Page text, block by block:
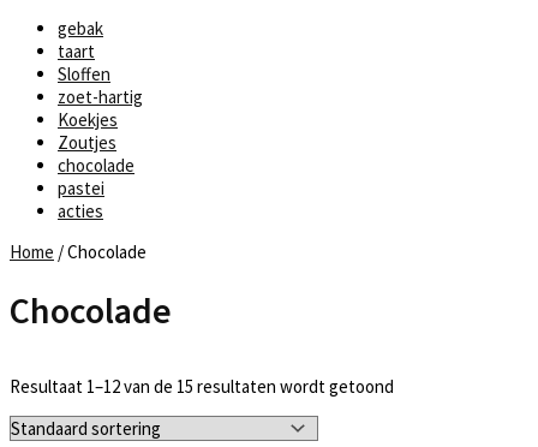
gebak
taart
Sloffen
zoet-hartig
Koekjes
Zoutjes
chocolade
pastei
acties
Home / Chocolade
Chocolade
Resultaat 1–12 van de 15 resultaten wordt getoond